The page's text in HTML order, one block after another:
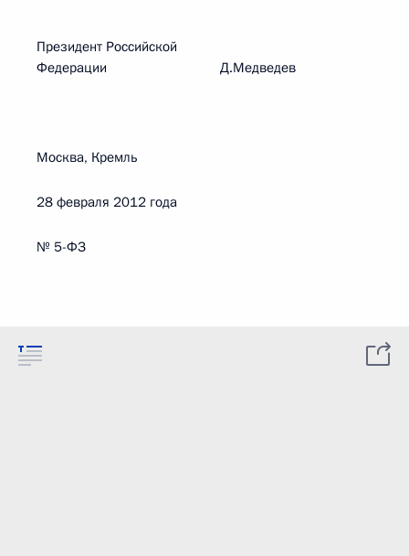
Президент Российской
Федерации Д.Медведев
Москва, Кремль
28 февраля 2012 года
№ 5-ФЗ